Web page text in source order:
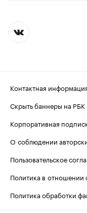
Контактная
Скрыть баннеры на РБК
Корпоративная
О соблюдении
Пользовательское
Политика в отношении
Политика обработки